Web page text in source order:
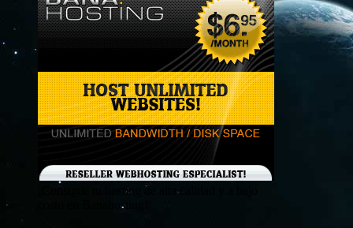
¡Consigue tu hosting de alta calidad y a bajo
costo en Banahosting!